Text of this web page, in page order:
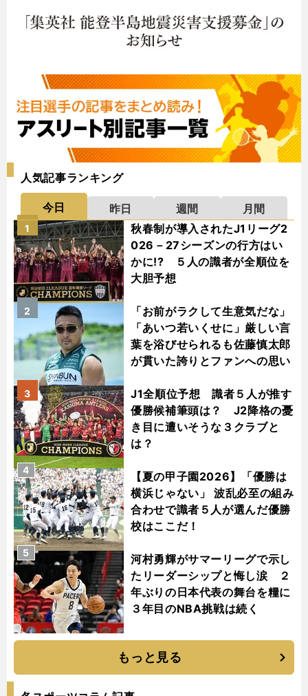
人気記事ランキング
今日 昨日 週間
月間
秋春制が導入されたJ1リーグ2
026－27シーズンの行方はい
かに!? ５人の識者が全順位を
大胆予想
1
「お前がラクして生意気だな」
「あいつ若いくせに」厳しい言
葉を浴びせられるも佐藤慎太郎
が貫いた誇りとファンへの思い
2
J1全順位予想 識者５人が推す
優勝候補筆頭は？ J2降格の憂
き目に遭いそうな３クラブと
は？
3
【夏の甲子園2026】「優勝は
横浜じゃない」 波乱必至の組み
合わせで識者５人が選んだ優勝
校はここだ！
4
河村勇輝がサマーリーグで示し
たリーダーシップと悔し涙 ２
年ぶりの日本代表の舞台を糧に
３年目のNBA挑戦は続く
5
もっと見る